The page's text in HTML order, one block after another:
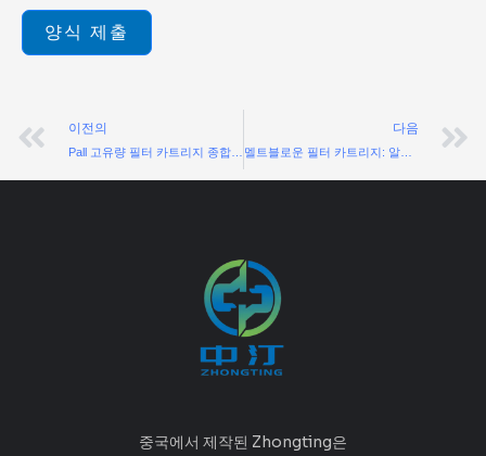
양식 제출
이전
이전의
Pall 고유량 필터 카트리지 종합 가이드
다음
멜트블로운 필터 카트리지: 알아야 할 모든 것
중국에서 제작된 Zhongting은